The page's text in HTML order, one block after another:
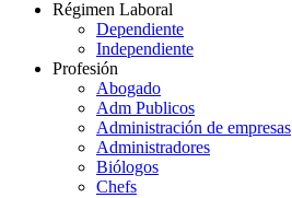
Régimen Laboral
Dependiente
Independiente
Profesión
Abogado
Adm Publicos
Administración de empresas
Administradores
Biólogos
Chefs